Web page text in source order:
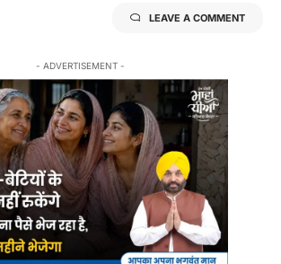
LEAVE A COMMENT
- ADVERTISEMENT -